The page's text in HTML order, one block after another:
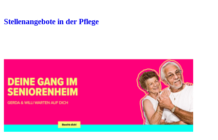
Stellenangebote in der Pflege